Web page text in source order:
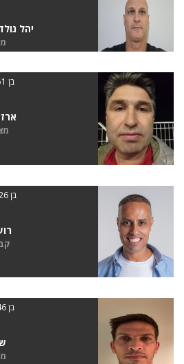
יהל
בן 51 | 1.77
ארז
בן 2026 | 1.8
בן 46 | 1.85